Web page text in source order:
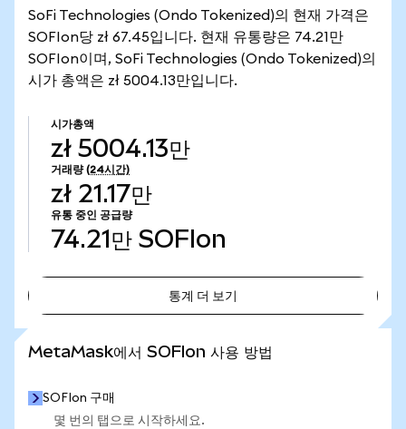
SoFi Technologies (Ondo Tokenized)의 현재 가격은
SOFIon당 zł 67.45입니다. 현재 유통량은 74.21만
SOFIon이며, SoFi Technologies (Ondo Tokenized)의
시가 총액은 zł 5004.13만입니다.
시가총액
zł 5004.13만
거래량 (24시간)
zł 21.17만
유통 중인 공급량
74.21만 SOFIon
통계 더 보기
MetaMask에서 SOFIon 사용 방법
SOFIon 구매
몇 번의 탭으로 시작하세요.